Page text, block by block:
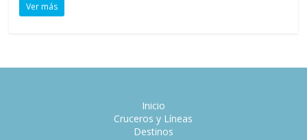
Ver más
Inicio
Cruceros y Líneas
Destinos